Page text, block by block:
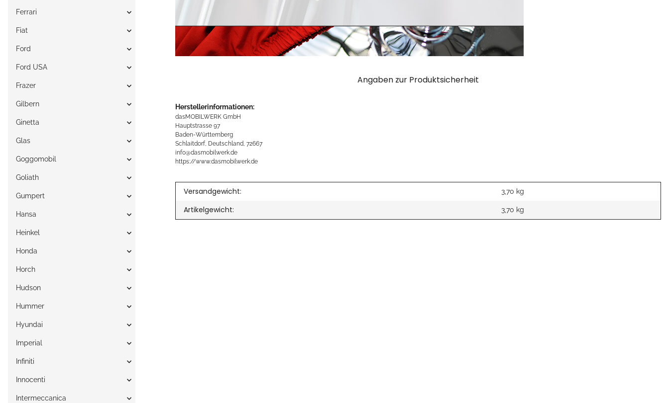
Angaben zur Produktsicherheit
Herstellerinformationen:
dasMOBILWERK GmbH
Hauptstrasse 97
Baden-Württemberg
Schlaitdorf, Deutschland, 72667
info@dasmobilwerk.de
https://www.dasmobilwerk.de
Versandgewicht: 3,70 kg
Artikelgewicht: 3,70 kg
Ferrari
Fiat
Ford
Ford USA
Frazer
Gilbern
Ginetta
Glas
Goggomobil
Goliath
Gumpert
Hansa
Heinkel
Honda
Horch
Hudson
Hummer
Hyundai
Imperial
Infiniti
Innocenti
Intermeccanica